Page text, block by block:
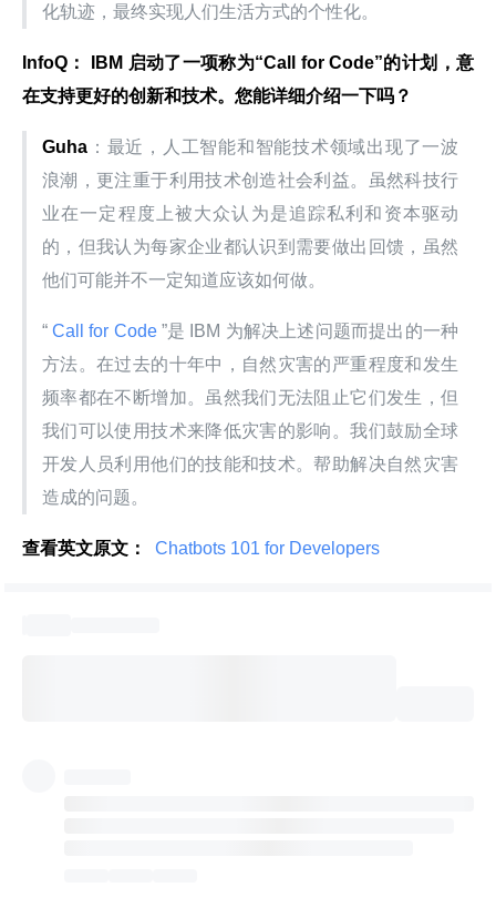
化轨迹，最终实现人们生活方式的个性化。
InfoQ： IBM 启动了一项称为“Call for Code”的计划，意
在支持更好的创新和技术。您能详细介绍一下吗？
Guha ：最近，人工智能和智能技术领域出现了一波
浪潮，更注重于利用技术创造社会利益。虽然科技行
业在一定程度上被大众认为是追踪私利和资本驱动
的，但我认为每家企业都认识到需要做出回馈，虽然
他们可能并不一定知道应该如何做。
“ Call for Code ”是 IBM 为解决上述问题而提出的一种
方法。在过去的十年中，自然灾害的严重程度和发生
频率都在不断增加。虽然我们无法阻止它们发生，但
我们可以使用技术来降低灾害的影响。我们鼓励全球
开发人员利用他们的技能和技术。帮助解决自然灾害
造成的问题。
查看英文原文： Chatbots 101 for Developers